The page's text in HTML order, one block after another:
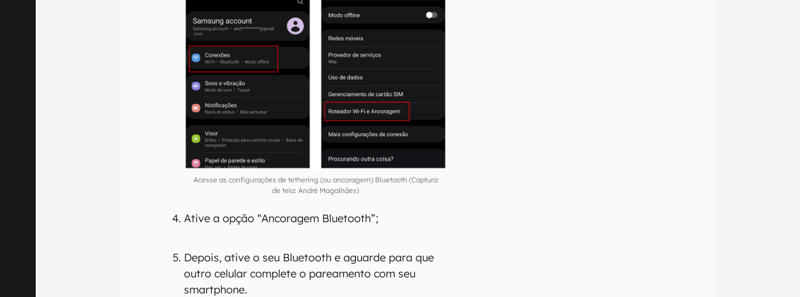
Acesse as configurações de tethering (ou ancoragem) Bluetooth (Captura
de tela: André Magalhães)
Ative a opção “Ancoragem Bluetooth”;
Depois, ative o seu Bluetooth e aguarde para que
outro celular complete o pareamento com seu
smartphone.